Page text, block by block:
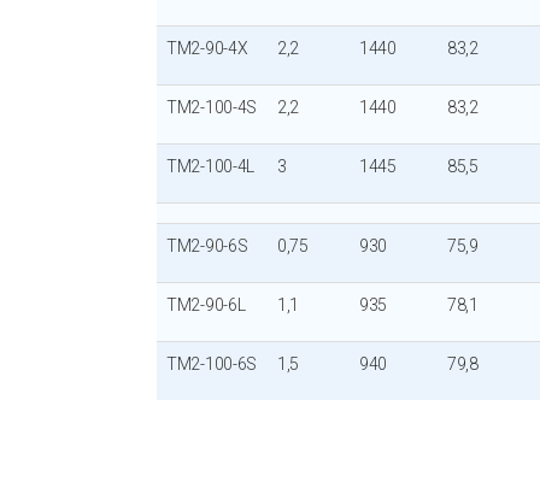
TM2-90-4X 2,2 1440 83,2
TM2-100-4S 2,2 1440 83,2
TM2-100-4L 3 1445 85,5
TM2-90-6S 0,75 930 75,9
TM2-90-6L 1,1 935 78,1
TM2-100-6S 1,5 940 79,8